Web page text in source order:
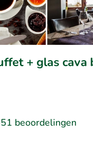
+ glas cava
beoordelingen